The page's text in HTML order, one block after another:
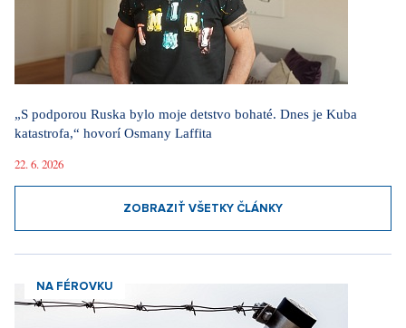
„S podporou Ruska bylo moje detstvo bohaté. Dnes je Kuba
katastrofa,“ hovorí Osmany Laffita
22. 6. 2026
ZOBRAZIŤ VŠETKY ČLÁNKY
NA FÉROVKU